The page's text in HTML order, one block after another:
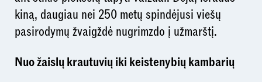
kiną, daugiau nei 250 metų spindėjusi viešų
pasirodymų žvaigždė nugrimzdo į užmarštį.
Nuo žaislų krautuvių iki keistenybių kambarių